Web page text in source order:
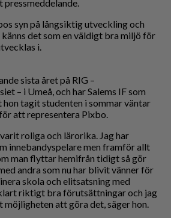
syn på långsiktig utveckling och
det som en väldigt bra miljö för
i.
sista året på RIG –
– i Umeå, och har Salems IF som
tagit studenten i sommar väntar
att representera Pixbo.
roliga och lärorika. Jag har
innebandyspelare men framför allt
man flyttar hemifrån tidigt så gör
andra som nu har blivit vänner för
skola och elitsatsning med
riktigt bra förutsättningar och jag
att göra det, säger hon.